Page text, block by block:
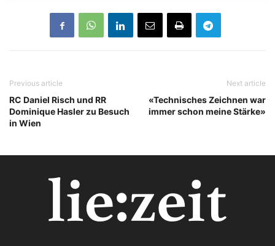
Previous article
RC Daniel Risch und RR
Dominique Hasler zu Besuch
in Wien
Next article
«Technisches Zeichnen war
immer schon meine Stärke»